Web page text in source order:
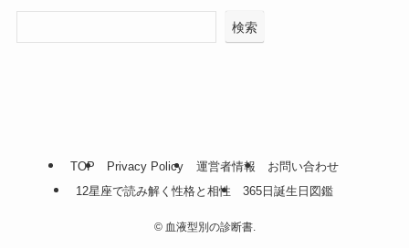
検索
TOP Privacy Policy 運営者情報
お問い合わせ
12星座で読み解く性格と相性
365日誕生日図鑑
©血液型別の診断書.